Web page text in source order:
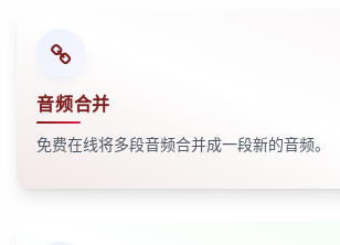
音频合并
免费在线将多段音频合并成一段新的音频。